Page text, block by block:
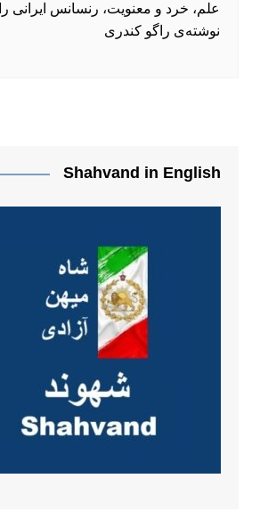
علم، خرد و معنویت، رنسانس ایرانی
نوشته‌ی راگو کندری
Shahvand in English